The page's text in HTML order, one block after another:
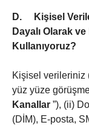
D.
Kişisel
Dayalı Olarak
Kullanıyoruz?
Kişisel verileriniz
yüz yüze
Kanallar ”), (ii)
(DİM), E-posta,